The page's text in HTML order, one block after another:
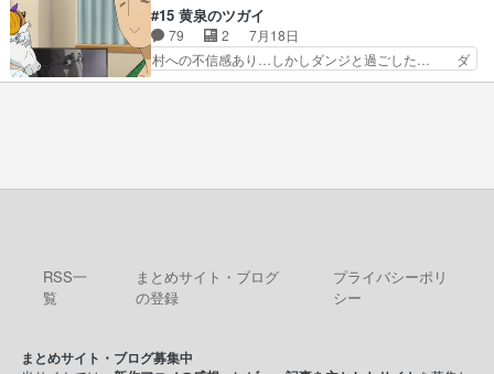
の何もない日常※もっと密着… LIMITかも知れな
い。キュアエクレール… ・解決編、完全に前4話
で謎解きさせるスタ…
コミどころが多すぎてある意味おもしろ… 胸が凄
くスカッっとしたずっと苦痛を伴って… 祖父母に
人の心があってよかった。それにし… 柚子が家族
と決別する回柚子を傷つけた瑶太… 今期のアニメ
#15 黄泉のツガイ
79 2
7月18日
村への不信感あり…しかしダンジと過ごした… ダ
ンジが下界で偽アサを探す？聞きたいこと… ダン
RSS一
覧
まとめサイト・ブログ
の登録
プライバシーポリ
シー
まとめサイト・ブログ募集中